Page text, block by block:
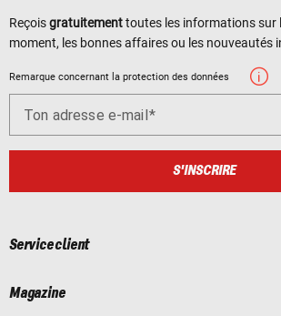
Reçoisgratuitementtoutes les informations sur
moment, les bonnes affaires ou les nouveautés
Remarque concernant la protection des données
Ton adresse e-mail
S'INSCRIRE
Service client
Magazine